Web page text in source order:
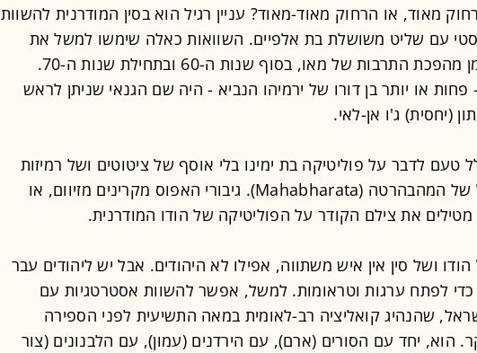
מאוד, או הרחוק מאוד-מאוד? עניין רגיל הוא בסין המודרנית להשוות
עם שליט משושלת בת אלפיים. השוואות כאלה שימשו למשל את
הרדיקלים בזמן מהפכת התרבות של מאו, בסוף שנות ה-60 ובתחילת שנות ה-70.
פחות או יותר בן דורו של ירמיהו הנביא - היה שם הגנאי שניתן לראש
(יחסית) ג'ו אן-לאי.
טעם לדבר על פוליטיקה בת ימינו בלי אוסף של ציטוטים ושל רמיזות
לאפוס הגדול של המהבהרטה (Mahabharata). גיבורי האפוס מקרינים מזיוום, או
מטילים את צילם הקודר על הפוליטיקה של הודו המודרנית.
ושל סין אין איש משתווה, אפילו לא היהודים. אבל יש ליהודים עבר
לפתח ערגות וטראומות. למשל, אפשר להשוות אסטרטגיות עם
שהנהיג קואליציה רב-לאומית במאה התשיעית לפני הספירה
הוא, יחד עם הסורים (ארם), עם הירדנים (עמון), עם הלבנונים (צור